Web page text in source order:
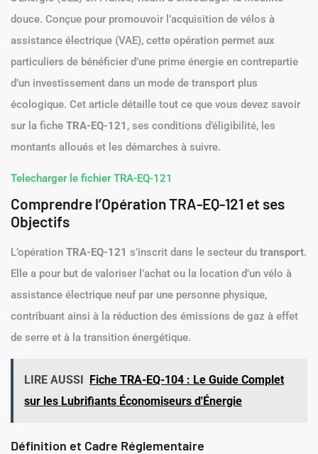
douce. Conçue pour promouvoir l’acquisition de vélos à
assistance électrique (VAE), cette opération permet aux
particuliers de bénéficier d’une prime énergie en contrepartie
d’un investissement dans un mode de transport plus
écologique. Cet article détaille tout ce que vous devez savoir
sur la fiche TRA-EQ-121 , ses conditions d’éligibilité, les
montants alloués et les démarches à suivre.
Telecharger le fichier TRA-EQ-121
Comprendre l’Opération TRA-EQ-121 et ses
Objectifs
L’opération TRA-EQ-121 s’inscrit dans le secteur du transport.
Elle a pour but de valoriser l’achat ou la location d’un vélo à
assistance électrique neuf par une personne physique,
contribuant ainsi à la réduction des émissions de gaz à effet
de serre et à la transition énergétique.
LIRE AUSSI Fiche TRA-EQ-104 : Le Guide Complet
sur les Lubrifiants Économiseurs d'Énergie
Définition et Cadre Réglementaire